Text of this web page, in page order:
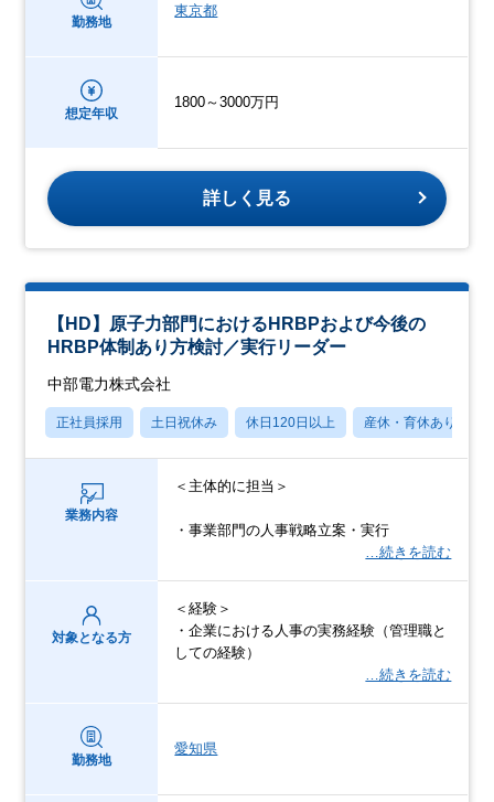
勤務地
東京都
想定年収
1800～3000万円
詳しく見る
【HD】原子力部門におけるHRBPおよび今後の
HRBP体制あり方検討／実行リーダー
中部電力株式会社
正社員採用 土日祝休み 休日120日以上 産休・育休あり
業務内容
＜主体的に担当＞
・事業部門の人事戦略立案・実行
…続きを読む
対象となる方
＜経験＞
・企業における人事の実務経験（管理職と
しての経験）
…続きを読む
勤務地
愛知県